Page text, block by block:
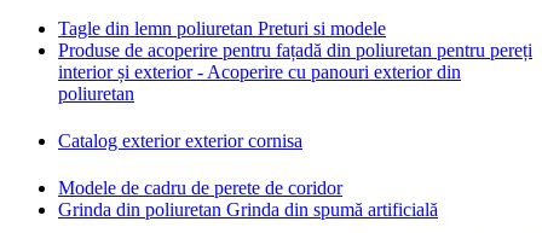
Tagle din lemn poliuretan Preturi si modele
Produse de acoperire pentru fațadă din poliuretan pentru pereți
interior și exterior - Acoperire cu panouri exterior din
poliuretan
Catalog exterior exterior cornisa
Modele de cadru de perete de coridor
Grinda din poliuretan Grinda din spumă artificială